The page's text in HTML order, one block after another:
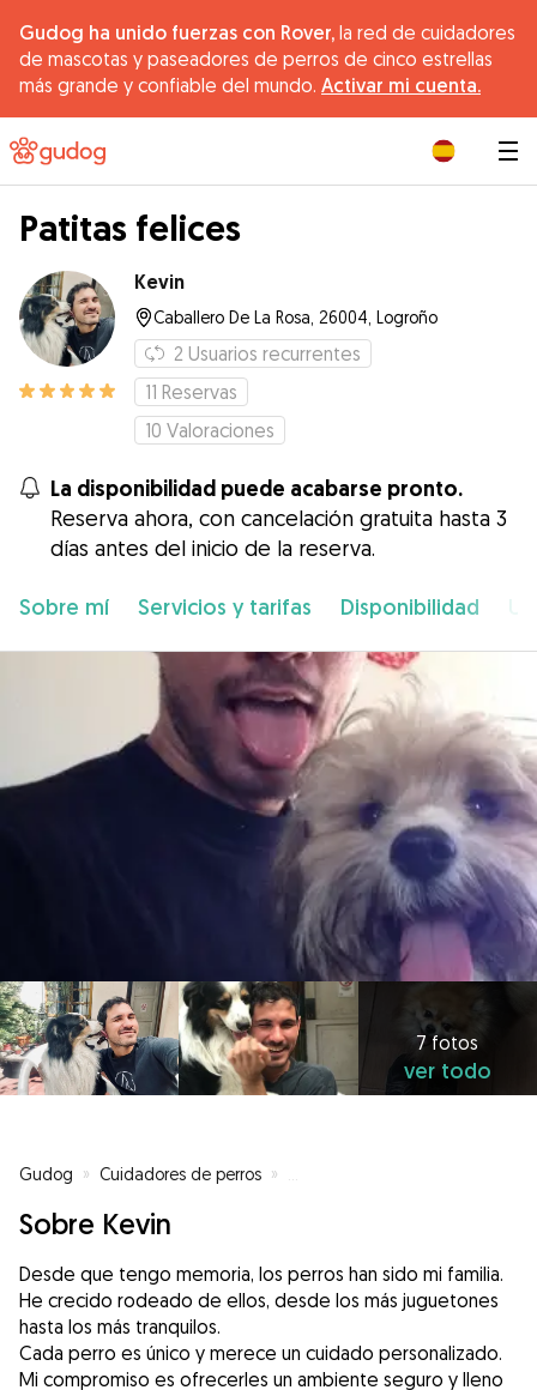
Gudog ha unido fuerzas con Rover, la red de cuidadores
de mascotas y paseadores de perros de cinco estrellas
más grande y confiable del mundo. Activar mi cuenta.
Patitas felices
Kevin
Caballero De La Rosa, 26004, Logroño
2 Usuarios recurrentes
11 Reservas
10 Valoraciones
La disponibilidad puede acabarse pronto.
Reserva ahora, con cancelación gratuita hasta 3
días antes del inicio de la reserva.
Sobre mí Servicios y tarifas Disponibilidad
7 fotos
ver todo
Gudog » Cuidadores de perros »
Sobre Kevin
Desde que tengo memoria, los perros han sido mi familia.
He crecido rodeado de ellos, desde los más juguetones
hasta los más tranquilos.
Cada perro es único y merece un cuidado personalizado.
Mi compromiso es ofrecerles un ambiente seguro y lleno